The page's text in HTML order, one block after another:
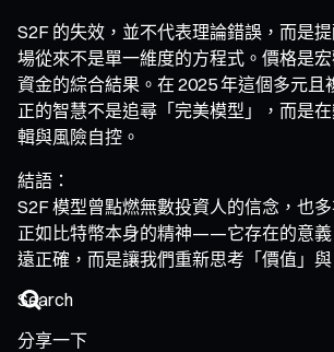
S2F 的失效，並不代表理論錯誤，而是
場從來不是單一維度的方程式。價格是
資金的綜合結果。在 2025 年這個多元且
正的智慧不是追尋「完美模型」，而是
輯與風險自控。
結語：
S2F 模型曾點燃無數投資人的信念，也
正如比特幣本身的精神——它存在的意義
遠正確，而是讓我們重新思考「價值」
分享一下